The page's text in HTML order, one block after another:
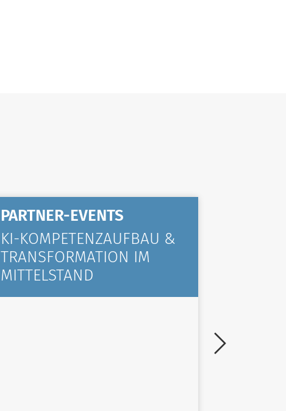
PARTNER-EVENTS
KI-KOMPETENZAUFBAU &
TRANSFORMATION IM
MITTELSTAND